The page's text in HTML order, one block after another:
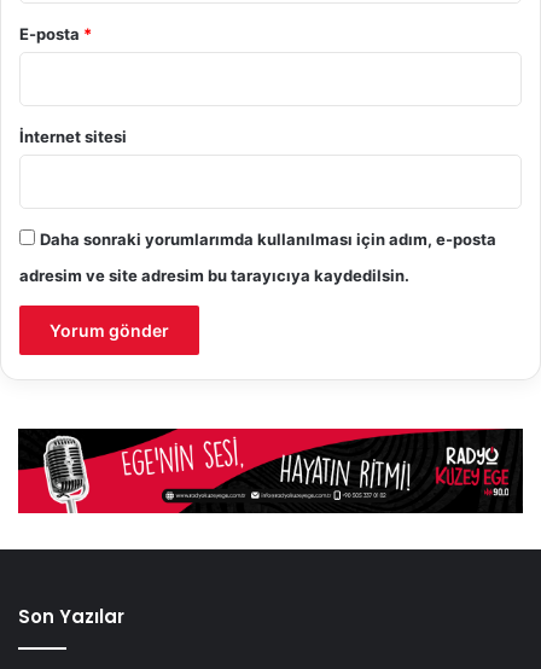
E-posta *
İnternet sitesi
Daha sonraki yorumlarımda kullanılması için adım, e-posta
adresim ve site adresim bu tarayıcıya kaydedilsin.
Son Yazılar